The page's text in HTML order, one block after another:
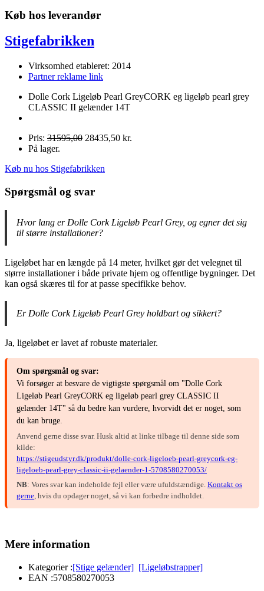
Køb hos leverandør
Stigefabrikken
Virksomhed etableret: 2014
Partner reklame link
Dolle Cork Ligeløb Pearl GreyCORK eg ligeløb pearl grey
CLASSIC II gelænder 14T
Pris: 31595,00 28435,50 kr.
På lager.
Køb nu hos Stigefabrikken
Spørgsmål og svar
Hvor lang er Dolle Cork Ligeløb Pearl Grey, og egner det sig
til større installationer?
Ligeløbet har en længde på 14 meter, hvilket gør det velegnet til
større installationer i både private hjem og offentlige bygninger. Det
kan også skæres til for at passe specifikke behov.
Er Dolle Cork Ligeløb Pearl Grey holdbart og sikkert?
Ja, ligeløbet er lavet af robuste materialer.
Om spørgsmål og svar:
Vi forsøger at besvare de vigtigste spørgsmål om "Dolle Cork
Ligeløb Pearl GreyCORK eg ligeløb pearl grey CLASSIC II
gelænder 14T" så du bedre kan vurdere, hvorvidt det er noget, som
du kan bruge.
Anvend gerne disse svar. Husk altid at linke tilbage til denne side som
kilde:
https://stigeudstyr.dk/produkt/dolle-cork-ligeloeb-pearl-greycork-eg-
ligeloeb-pearl-grey-classic-ii-gelaender-1-5708580270053/
NB: Vores svar kan indeholde fejl eller være ufuldstændige. Kontakt os
gerne, hvis du opdager noget, så vi kan forbedre indholdet.
Mere information
Kategorier :[Stige gelænder] [Ligeløbstrapper]
EAN :5708580270053